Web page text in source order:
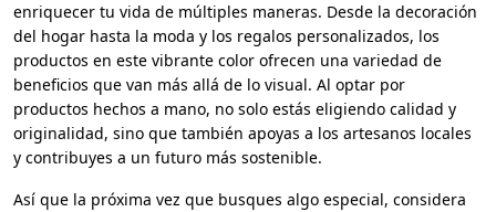
enriquecer tu vida de múltiples maneras. Desde la decoración
del hogar hasta la moda y los regalos personalizados, los
productos en este vibrante color ofrecen una variedad de
beneficios que van más allá de lo visual. Al optar por
productos hechos a mano, no solo estás eligiendo calidad y
originalidad, sino que también apoyas a los artesanos locales
y contribuyes a un futuro más sostenible.
Así que la próxima vez que busques algo especial, considera